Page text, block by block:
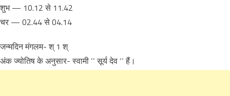
शुभ — 10.12 से 11.42
चर — 02.44 से 04.14
जन्मदिन मंगलम- श् 1 श्
अंक ज्योतिष के अनुसार- स्वामी ‘‘ सूर्य देव ‘‘ हैं।